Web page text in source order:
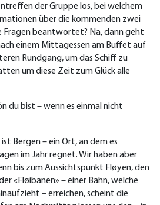
der Gruppe los, bei welchem
über die kommenden zwei
Fragen beantwortet? Na, dann geht
einem Mittagessen am Buffet auf
Rundgang, um das Schiff zu
um diese Zeit zum Glück alle
du bist – wenn es einmal nicht
Bergen – ein Ort, an dem es
im Jahr regnet. Wir haben aber
bis zum Aussichtspunkt Fløyen, den
«Fløibanen» – einer Bahn, welche
– erreichen, scheint die